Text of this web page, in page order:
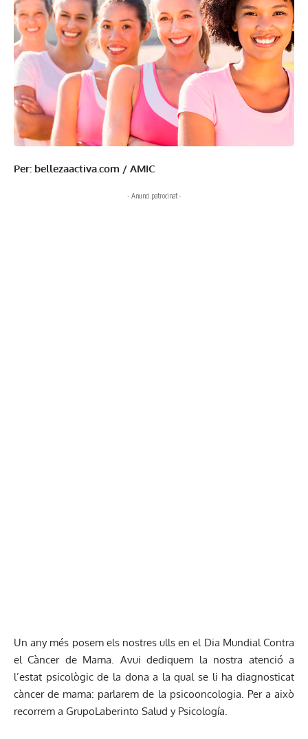
Per: bellezaactiva.com / AMIC
- Anunci patrocinat -
Un any més posem els nostres ulls en el Dia Mundial Contra
el Càncer de Mama. Avui dediquem la nostra atenció a
l’estat psicològic de la dona a la qual se li ha diagnosticat
càncer de mama: parlarem de la psicooncologia. Per a això
recorrem a GrupoLaberinto Salud y Psicología.